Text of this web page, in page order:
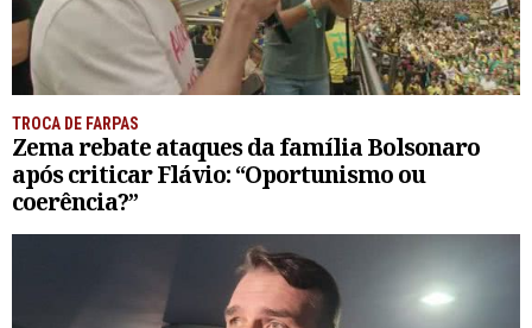
TROCA DE FARPAS
Zema rebate ataques da família Bolsonaro
após criticar Flávio: “Oportunismo ou
coerência?”